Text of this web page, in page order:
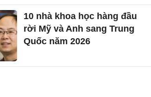
10 nhà khoa học hàng đầu
rời Mỹ và Anh sang Trung
Quốc năm 2026